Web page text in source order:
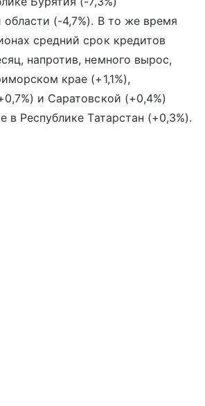
области (-4,7%). В то же время
средний срок кредитов
напротив, немного вырос,
крае (+1,1%),
и Саратовской (+0,4%)
в Республике Татарстан (+0,3%).